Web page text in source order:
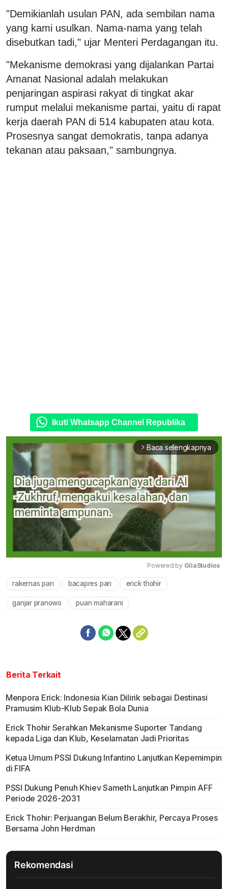
"Demikianlah usulan PAN, ada sembilan nama
yang kami usulkan. Nama-nama yang telah
disebutkan tadi," ujar Menteri Perdagangan itu.
"Mekanisme demokrasi yang dijalankan Partai
Amanat Nasional adalah melakukan
penjaringan aspirasi rakyat di tingkat akar
rumput melalui mekanisme partai, yaitu di rapat
kerja daerah PAN di 514 kabupaten atau kota.
Prosesnya sangat demokratis, tanpa adanya
tekanan atau paksaan," sambungnya.
Ikuti Whatsapp Channel Republika
arrow_forward_ios Baca selengkapnya
Powered by GliaStudios
rakernas pan bacapres pan erick thohir
ganjar pranowo puan maharani
Berita Terkait
Menpora Erick: Indonesia Kian Dilirik sebagai Destinasi
Pramusim Klub-Klub Sepak Bola Dunia
Erick Thohir Serahkan Mekanisme Suporter Tandang
kepada Liga dan Klub, Keselamatan Jadi Prioritas
Ketua Umum PSSI Dukung Infantino Lanjutkan Kepemimpin
di FIFA
PSSI Dukung Penuh Khiev Sameth Lanjutkan Pimpin AFF
Periode 2026-2031
Erick Thohir: Perjuangan Belum Berakhir, Percaya Proses
Bersama John Herdman
Rekomendasi